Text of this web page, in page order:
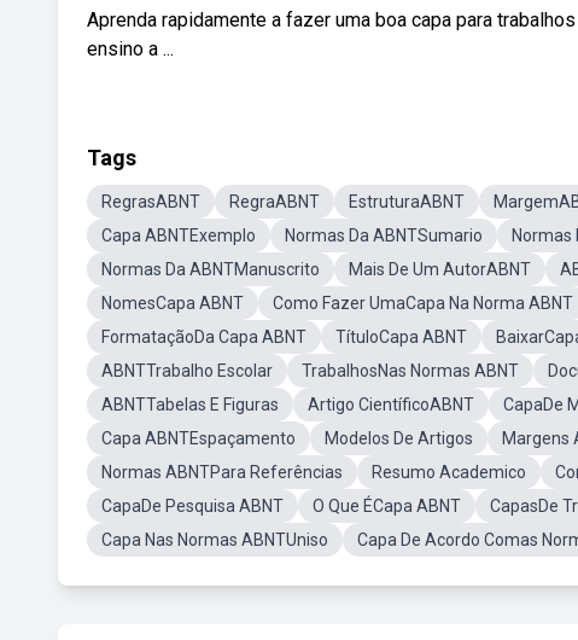
Aprenda rapidamente a fazer uma boa capa para
ensino a ...
Tags
RegrasABNT RegraABNT EstruturaABNT
Capa ABNTExemplo
Normas Da ABNTSumario Normas
Normas Da ABNTManuscrito
Mais De Um AutorABNT
NomesCapa ABNT
Como Fazer UmaCapa Na Norma ABNT
FormataçãoDa Capa ABNT
TítuloCapa ABNT
ABNTTrabalho Escolar
TrabalhosNas Normas ABNT
ABNTTabelas E Figuras
Artigo CientíficoABNT CapaDe
Capa ABNTEspaçamento
Modelos De Artigos Margens
Normas ABNTPara Referências
Resumo Academico
CapaDe Pesquisa ABNT
O Que ÉCapa ABNT CapasDe
Capa Nas Normas ABNTUniso
Capa De Acordo Comas